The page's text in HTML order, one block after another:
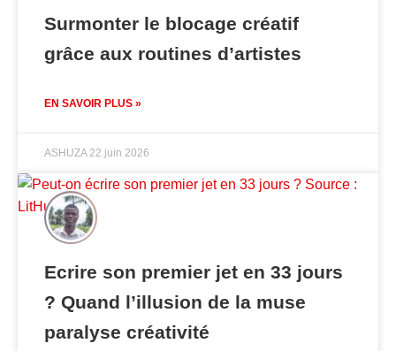
Surmonter le blocage créatif
grâce aux routines d’artistes
EN SAVOIR PLUS »
ASHUZA22 juin 2026
Ecrire son premier jet en 33 jours
? Quand l’illusion de la muse
paralyse créativité